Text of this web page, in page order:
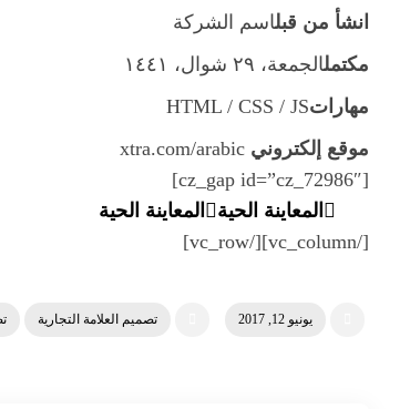
انشأ من قبلاسم الشركة
مكتملالجمعة، ٢٩ شوال، ١٤٤١
مهاراتHTML / CSS / JS
موقع إلكتروني
[cz_gap id=”cz_72986″]
المعاينة الحية
المعاينة الحية
[/vc_column][/vc_row]
يونيو 12, 2017 تصميم العلامة التجارية